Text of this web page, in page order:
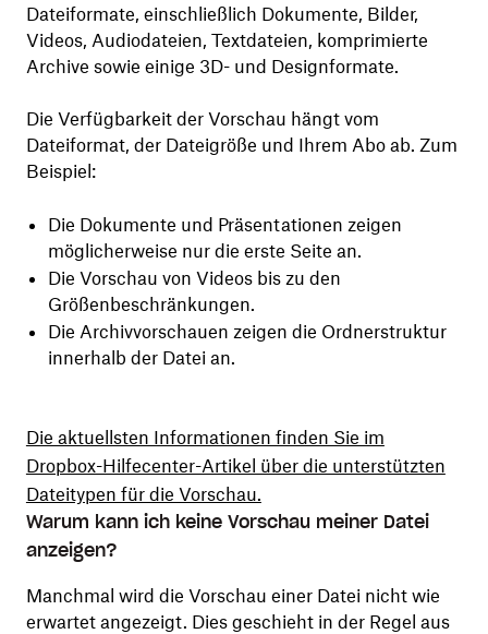
Dateiformate, einschließlich Dokumente, Bilder,
Videos, Audiodateien, Textdateien, komprimierte
Archive sowie einige 3D- und Designformate.
Die Verfügbarkeit der Vorschau hängt vom
Dateiformat, der Dateigröße und Ihrem Abo ab. Zum
Beispiel:
Die Dokumente und Präsentationen zeigen
möglicherweise nur die erste Seite an.
Die Vorschau von Videos bis zu den
Größenbeschränkungen.
Die Archivvorschauen zeigen die Ordnerstruktur
innerhalb der Datei an.
Die aktuellsten Informationen finden Sie im
Dropbox-Hilfecenter-Artikel über die unterstützten
Dateitypen für die Vorschau.
Warum kann ich keine Vorschau meiner Datei
anzeigen?
Manchmal wird die Vorschau einer Datei nicht wie
erwartet angezeigt. Dies geschieht in der Regel aus